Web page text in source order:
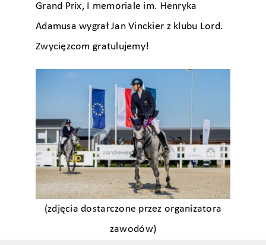
Grand Prix, I memoriale im. Henryka
Adamusa wygrał Jan Vinckier z klubu Lord.
Zwycięzcom gratulujemy!
(zdjęcia dostarczone przez organizatora
zawodów)